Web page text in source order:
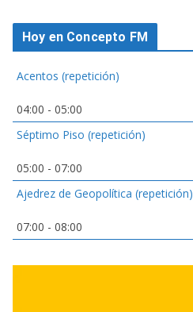
Hoy en Concepto FM
Acentos (repetición)
04:00 - 05:00
Séptimo Piso (repetición)
05:00 - 07:00
Ajedrez de Geopolítica (repetición)
07:00 - 08:00